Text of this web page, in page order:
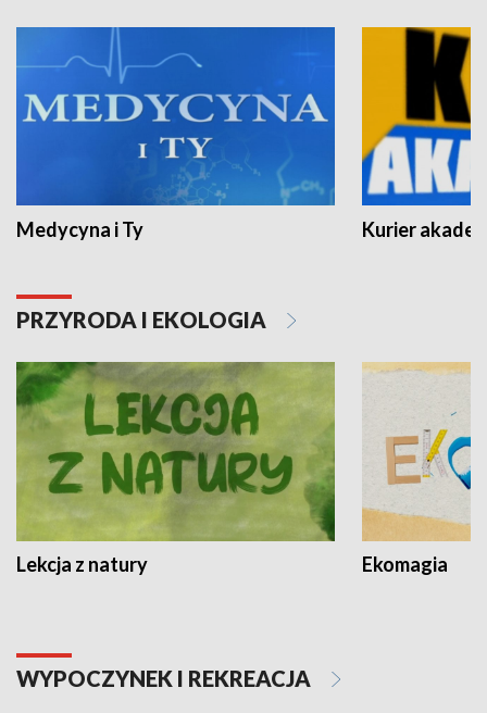
Medycyna i Ty Kurier
PRZYRODA I EKOLOGIA
Lekcja z natury Ekomagia
WYPOCZYNEK I REKREACJA